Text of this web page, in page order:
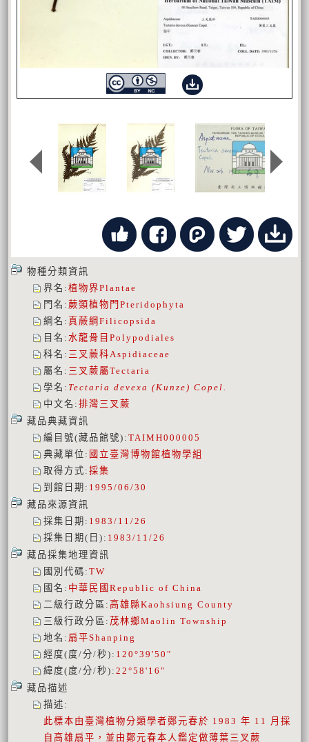
物種分類資訊
界名 : 植物界Plantae
門名 : 蕨類植物門 Pteridophyta
綱名 : 真蕨綱 Filicopsida
目名 : 水龍骨目 Polypodiales
科名 : 三叉蕨科Aspidiaceae
屬名 : 三叉蕨屬Tectaria
學名 : Tectaria devexa (Kunze) Copel.
中文名 : 排灣三叉蕨
藏品典藏資訊
編目號(藏品館號) : TAIMH000005
典藏單位 : 國立臺灣博物館植物學組
取得方式 : 採集
到館日期 : 1995/06/30
藏品來源資訊
採集日期 : 1983/11/26
採集日期(日) : 1983/11/26
藏品採集地理資訊
國別代碼 : TW
國名 : 中華民國 Republic of China
二級行政分區 : 高雄縣Kaohsiung County
三級行政分區 : 茂林鄉Maolin Township
地名 : 扇平Shanping
經度(度/分/秒) : 120°39'50"
緯度(度/分/秒) : 22°58'16"
藏品描述
描述 :
此標本由臺灣植物分類學者鄭元春於 1983 年 11 月採
自高雄扇平，並由鄭元春本人鑑定做薄葉三叉蕨